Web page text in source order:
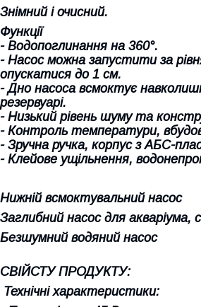
Знімний і очисний.
Функції
- Водопоглинання на 360°.
- Насос можна запустити за
опускатися до 1 см.
- Дно насоса всмоктує
резервуарі.
- Низький рівень шуму та
- Контроль температури,
- Зручна ручка, корпус з АБС-
- Клейове ущільнення,
Нижній всмоктувальний насос
Заглибний насос для
Безшумний водяний насос
СВІЙСТУ ПРОДУКТУ:
Технічні характеристики: